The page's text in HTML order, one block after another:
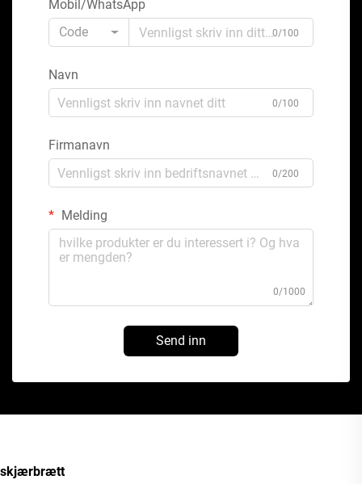
Mobil/WhatsApp
Code
0/100
Navn
0/100
Firmanavn
0/200
Melding
0/1000
Send inn
skjærbrætt